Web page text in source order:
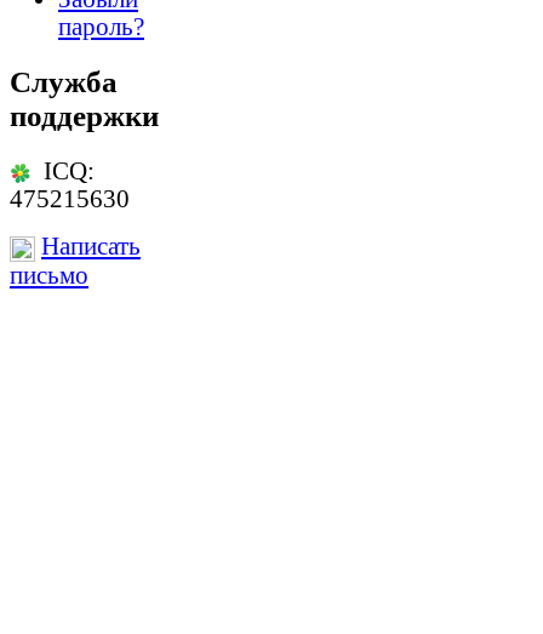
пароль?
Служба
поддержки
ICQ:
475215630
Написать
письмо